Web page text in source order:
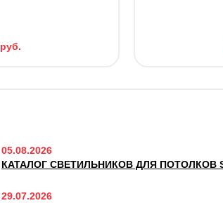
руб.
05.08.2026
КАТАЛОГ СВЕТИЛЬНИКОВ ДЛЯ ПОТОЛКОВ
29.07.2026